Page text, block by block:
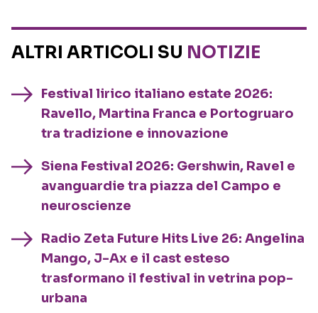
ALTRI ARTICOLI SU NOTIZIE
Festival lirico italiano estate 2026:
Ravello, Martina Franca e Portogruaro
tra tradizione e innovazione
Siena Festival 2026: Gershwin, Ravel e
avanguardie tra piazza del Campo e
neuroscienze
Radio Zeta Future Hits Live 26: Angelina
Mango, J-Ax e il cast esteso
trasformano il festival in vetrina pop-
urbana